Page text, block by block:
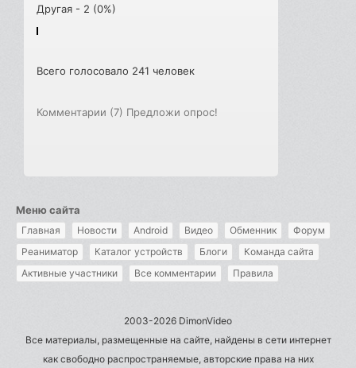
Другая - 2 (0%)
Всего голосовало 241 человек
Комментарии (7) Предложи опрос!
Меню сайта
Главная Новости Android Видео Обменник
Форум
Реаниматор
Каталог устройств Блоги
Команда сайта
Активные участники
Все комментарии Правила
2003-2026 DimonVideo
Все материалы, размещенные на сайте, найдены в сети интернет
как свободно распространяемые, авторские права на них